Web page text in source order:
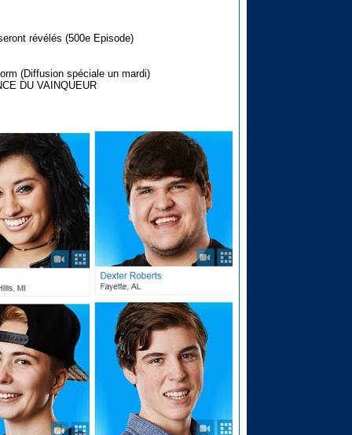
révélés (500e Episode)
(Diffusion spéciale un mardi)
DU VAINQUEUR